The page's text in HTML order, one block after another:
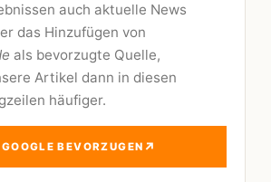
auch aktuelle News
das Hinzufügen von
als bevorzugte Quelle,
Artikel dann in diesen
häufiger.
BEVORZUGEN ↗